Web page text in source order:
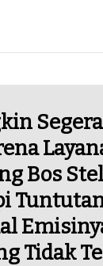
Bos
Tidak